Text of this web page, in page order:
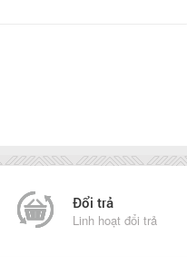
Đổi trả
Linh hoạt đổi trả